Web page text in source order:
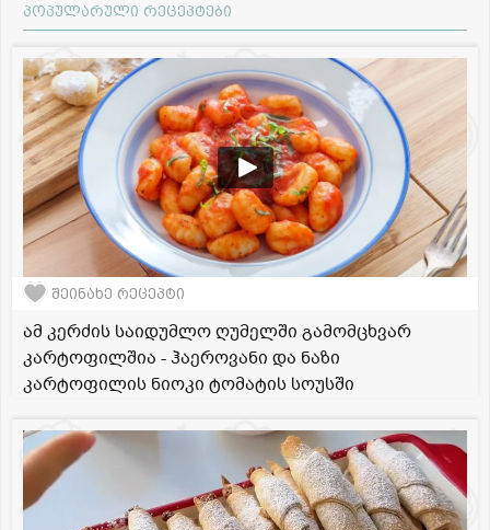
პოპულარული რეცეპტები
შეინახე რეცეპტი
ამ კერძის საიდუმლო ღუმელში გამომცხვარ
კარტოფილშია - ჰაეროვანი და ნაზი
კარტოფილის ნიოკი ტომატის სოუსში